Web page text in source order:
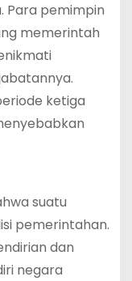
Para pemimpin
memerintah
ketiga
suatu
pemerintahan.
dan
negara